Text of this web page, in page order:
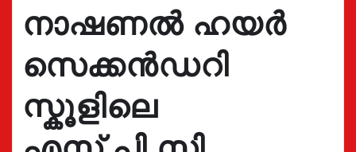
നാഷണൽ ഹയർ
സെക്കൻഡറി
സ്കൂളിലെ